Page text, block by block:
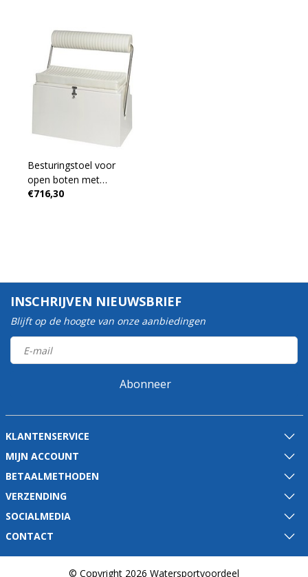
Besturingstoel voor
open boten met
neerklapbare rugleuning
€716,30
INSCHRIJVEN NIEUWSBRIEF
Blijft op de hoogte van onze aanbiedingen
Abonneer
KLANTENSERVICE
MIJN ACCOUNT
BETAALMETHODEN
VERZENDING
SOCIALMEDIA
CONTACT
© Copyright 2026 Watersportvoordeel